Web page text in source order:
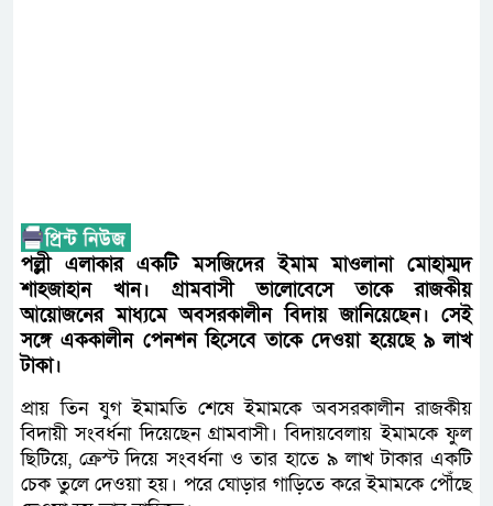
পল্লী এলাকার একটি মসজিদের ইমাম মাওলানা মোহাম্মদ
শাহজাহান খান। গ্রামবাসী ভালোবেসে তাকে রাজকীয়
আয়োজনের মাধ্যমে অবসরকালীন বিদায় জানিয়েছেন। সেই
সঙ্গে এককালীন পেনশন হিসেবে তাকে দেওয়া হয়েছে ৯ লাখ
টাকা।
প্রায় তিন যুগ ইমামতি শেষে ইমামকে অবসরকালীন রাজকীয়
বিদায়ী সংবর্ধনা দিয়েছেন গ্রামবাসী। বিদায়বেলায় ইমামকে ফুল
ছিটিয়ে, ক্রেস্ট দিয়ে সংবর্ধনা ও তার হাতে ৯ লাখ টাকার একটি
চেক তুলে দেওয়া হয়। পরে ঘোড়ার গাড়িতে করে ইমামকে পৌঁছে